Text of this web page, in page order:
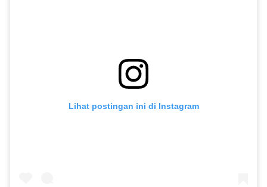
Lihat postingan ini di Instagram